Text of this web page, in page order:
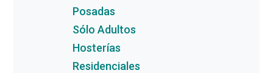
Posadas
Sólo Adultos
Hosterías
Residenciales